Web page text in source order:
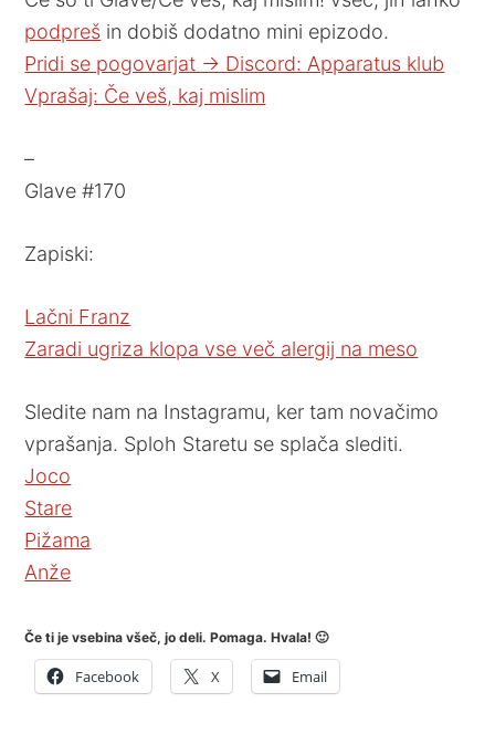
podpreš in dobiš dodatno mini epizodo.
Pridi se pogovarjat -> Discord: Apparatus klub
Vprašaj: Če veš, kaj mislim
–
Glave #170
Zapiski:
Lačni Franz
Zaradi ugriza klopa vse več alergij na meso
Sledite nam na Instagramu, ker tam novačimo
vprašanja. Sploh Staretu se splača slediti.
Joco
Stare
Pižama
Anže
Če ti je vsebina všeč, jo deli. Pomaga. Hvala! 🙂
Facebook X Email